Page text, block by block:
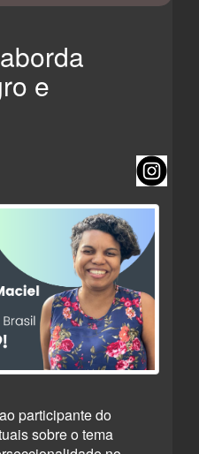
e
participante do
sobre o tema